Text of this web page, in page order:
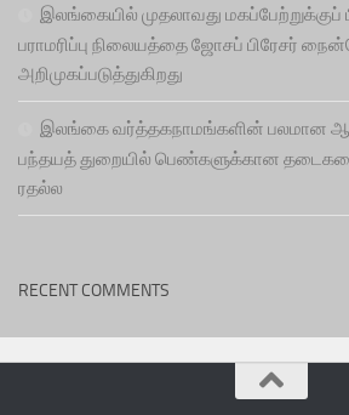
இலங்கையில் முதலாவது மகப்பேற்றுக்குப்
பராமரிப்பு நிலையத்தை ஜோசப் பிரேசர்
அறிமுகப்படுத்துகிறது
இலங்கை வர்த்தகநாமங்களின் பலமான
பந்தயத் துறையில் பெண்களுக்கான
ரதல்ல
RECENT COMMENTS